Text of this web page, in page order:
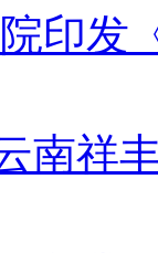
印发
南祥